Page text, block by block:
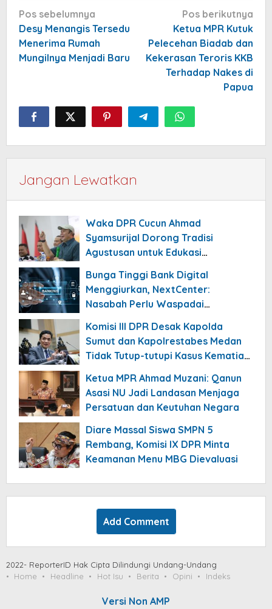
Navigasi
pos
Pos sebelumnya
Desy Menangis Tersedu
Menerima Rumah
Mungilnya Menjadi Baru
Pos berikutnya
Ketua MPR Kutuk
Pelecehan Biadab dan
Kekerasan Teroris KKB
Terhadap Nakes di
Papua
Jangan Lewatkan
Waka DPR Cucun Ahmad
Syamsurijal Dorong Tradisi
Agustusan untuk Edukasi
Bunga Tinggi Bank Digital
Menggiurkan, NextCenter:
Nasabah Perlu Waspadai
Komisi III DPR Desak Kapolda
Sumut dan Kapolrestabes Medan
Tidak Tutup-tutupi Kasus Kematian
Ketua MPR Ahmad Muzani: Qanun
Asasi NU Jadi Landasan Menjaga
Persatuan dan Keutuhan Negara
Diare Massal Siswa SMPN 5
Rembang, Komisi IX DPR Minta
Keamanan Menu MBG Dievaluasi
Add Comment
2022- ReporterID Hak Cipta Dilindungi Undang-Undang
Home
Headline Hot Isu Berita Opini Indeks
Versi Non AMP